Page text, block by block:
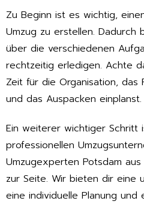
Zu Beginn ist es wichtig,
Umzug zu erstellen.
über die verschiedenen
rechtzeitig erledigen. Achte
Zeit für die Organisation, das
und das Auspacken einplanst.
Ein weiterer wichtiger Schritt
professionellen
Umzugexperten Potsdam
zur Seite. Wir bieten dir eine
eine individuelle Planung und